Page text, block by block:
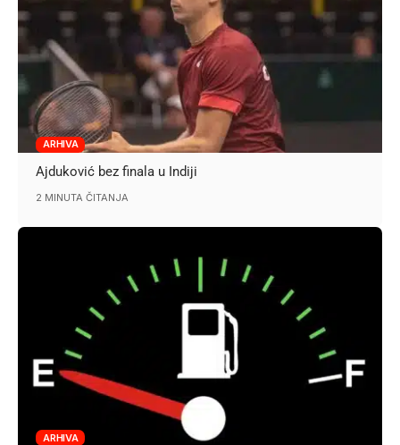
ARHIVA
Ajduković bez finala u Indiji
2 MINUTA ČITANJA
ARHIVA